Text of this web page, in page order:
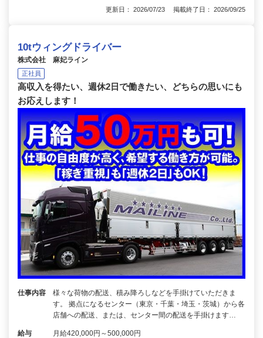
更新日： 2026/07/23 掲載終了日： 2026/09/25
10tウィングドライバー
株式会社 麻妃ライン
正社員
高収入を得たい、週休2日で働きたい、どちらの思いにも
お応えします！
仕事内容
様々な荷物の配送、積み降ろしなどを手掛けていただきま
す。 拠点になるセンター（東京・千葉・埼玉・茨城）から各
店舗への配送、または、センター間の配送を手掛けます…
給与 月給420,000円～500,000円